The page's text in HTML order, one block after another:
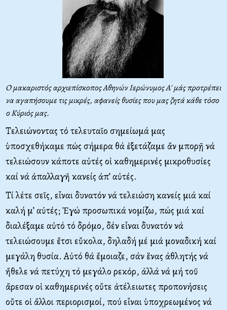
Ο μακαριστός αρχιεπίσκοπος Αθηνών Ιερώνυμος Α' μάς προτρέπει
να αγαπήσουμε τις μικρές, αφανείς θυσίες που μας ζητά κάθε τόσο
ο Κύριός μας.
Τελειώνοντας τό τελευταῖο σημείωμά μας
ὑποσχεθήκαμε πώς σήμερα θά ἐξετάζαμε ἄν μπορῇ νά
τελειώσουν κάποτε αὐτές οἱ καθημερινές μικροθυσίες
καί νά ἀπαλλαγῆ κανείς ἀπ’ αὐτές.
Τί λέτε σεῖς, εἶναι δυνατόν νά τελειώση κανείς μιά καί
καλή μ’ αὐτές; Ἐγώ προσωπικά νομίζω, πώς μιά καί
διαλέξαμε αὐτό τό δρόμο, δέν εἶναι δυνατόν νά
τελειώσουμε ἔτσι εὔκολα, δηλαδή μέ μιά μοναδική καί
μεγάλη θυσία. Αὐτό θά ἔμοιαζε, σάν ἕνας ἀθλητής νά
ἤθελε νά πετύχη τό μεγάλο ρεκόρ, ἀλλά νά μή τοῦ
ἄρεσαν οἱ καθημερινές οὔτε ἀτέλειωτες προπονήσεις
οὔτε οἱ ἄλλοι περιορισμοί, πού εἶναι ὑποχρεωμένος νά